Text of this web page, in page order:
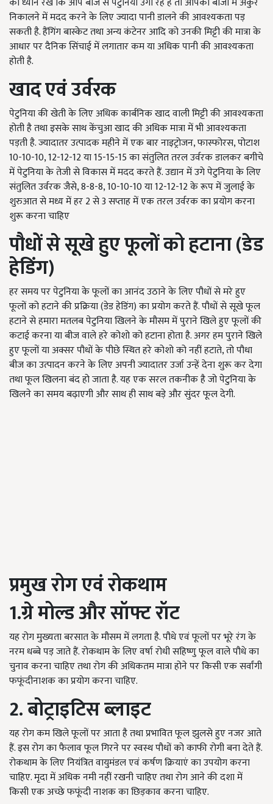
निकालने में मदद करने के लिए ज्यादा पानी डालने की आवश्यकता पड़
सकती है. हैंगिंग बास्केट तथा अन्य कंटेनर आदि को उनकी मिट्टी की मात्रा के
आधार पर दैनिक सिंचाई में लगातार कम या अधिक पानी की आवश्यकता
होती है.
खाद एवं उर्वरक
पेटुनिया की खेती के लिए अधिक कार्बनिक खाद वाली मिट्टी की आवश्यकता
होती है तथा इसके साथ केंचुआ खाद की अधिक मात्रा में भी आवश्यकता
पड़ती है. ज्यादातर उत्पादक महीने में एक बार नाइट्रोजन, फास्फोरस, पोटाश
10-10-10, 12-12-12 या 15-15-15 का संतुलित तरल उर्वरक डालकर बगीचे
में पेटुनिया के तेजी से विकास में मदद करते हैं. उद्यान में उगे पेटुनिया के लिए
संतुलित उर्वरक जैसे, 8-8-8, 10-10-10 या 12-12-12 के रूप में जुलाई के
शुरुआत से मध्य में हर 2 से 3 सप्ताह में एक तरल उर्वरक का प्रयोग करना
शुरू करना चाहिए
पौधों से सूखे हुए फूलों को हटाना (डेड
हेडिंग)
हर समय पर पेटुनिया के फूलों का आनंद उठाने के लिए पौधों से मरे हुए
फूलों को हटाने की प्रक्रिया (डेड हेडिंग) का प्रयोग करते हैं. पौधों से सूखे फूल
हटाने से हमारा मतलब पेटुनिया खिलने के मौसम में पुराने खिले हुए फूलों की
कटाई करना या बीज वाले हरे कोशो को हटाना होता है. अगर हम पुराने खिले
हुए फूलों या अक्सर पौधों के पीछे स्थित हरे कोशो को नहीं हटाते, तो पौधा
बीज का उत्पादन करने के लिए अपनी ज्यादातर उर्जा उन्हें देना शुरू कर देगा
तथा फूल खिलना बंद हो जाता है. यह एक सरल तकनीक है जो पेटुनिया के
खिलने का समय बढ़ाएगी और साथ ही साथ बड़े और सुंदर फूल देगी.
प्रमुख रोग एवं रोकथाम
1.ग्रे मोल्ड और सॉफ्ट रॉट
यह रोग मुख्यता बरसात के मौसम में लगता है. पौधे एवं फूलों पर भूरे रंग के
नरम धब्बे पड़ जाते हैं. रोकथाम के लिए वर्षा रोधी सहिष्णु फूल वाले पौधे का
चुनाव करना चाहिए तथा रोग की अधिकतम मात्रा होने पर किसी एक सर्वांगी
फफूंदीनाशक का प्रयोग करना चाहिए.
2. बोट्राइटिस ब्लाइट
यह रोग कम खिले फूलों पर आता है तथा प्रभावित फूल झुलसे हुए नजर आते
हैं. इस रोग का फैलाव फूल गिरने पर स्वस्थ पौधों को काफी रोगी बना देते हैं.
रोकथाम के लिए नियंत्रित वायुमंडल एवं कर्षण क्रियाएं का उपयोग करना
चाहिए. मृदा में अधिक नमी नहीं रखनी चाहिए तथा रोग आने की दशा में
किसी एक अच्छे फफूंदी नाशक का छिड़काव करना चाहिए.